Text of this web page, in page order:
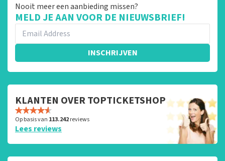
Nooit meer een aanbieding missen?
MELD JE AAN VOOR DE NIEUWSBRIEF!
INSCHRIJVEN
KLANTEN OVER TOPTICKETSHOP
Op basis van 113.242reviews
Lees reviews